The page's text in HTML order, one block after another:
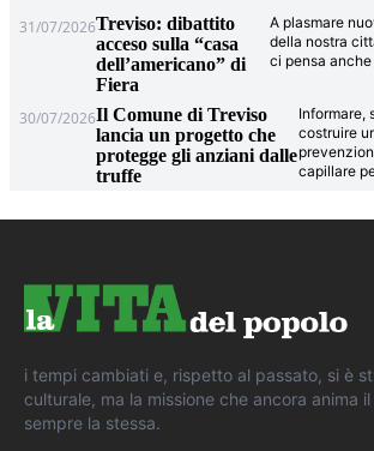
31/07/2026Treviso: dibattito
acceso sulla “casa
dell’americano” di
Fiera
A plasmare
della nostra
ci pensa
30/07/2026Il Comune di Treviso
lancia un progetto che
protegge gli anziani dalle
truffe
Informare,
costruire
capillare
i tempi cambiati e, rispetto al passato, si è
culturale, ma la missione che ancora anima
sempre la stessa.